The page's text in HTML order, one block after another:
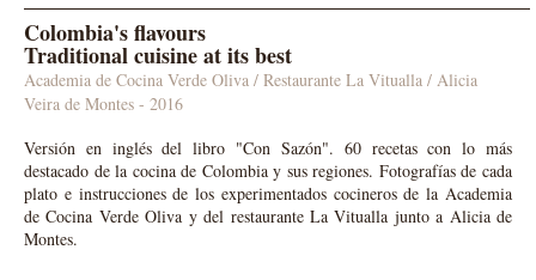
Colombia's flavours
Traditional cuisine at its best
Academia de Cocina Verde Oliva / Restaurante La Vitualla / Alicia
Veira de Montes - 2016
Versión en inglés del libro "Con Sazón". 60 recetas con lo más
destacado de la cocina de Colombia y sus regiones. Fotografías de cada
plato e instrucciones de los experimentados cocineros de la Academia
de Cocina Verde Oliva y del restaurante La Vitualla junto a Alicia de
Montes.